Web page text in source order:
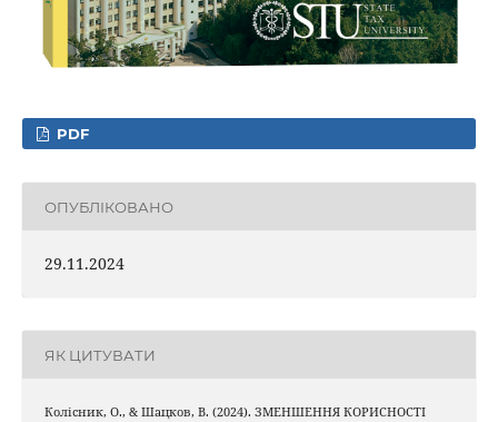
PDF
ОПУБЛІКОВАНО
29.11.2024
ЯК ЦИТУВАТИ
Колісник, О., & Шацков, В. (2024). ЗМЕНШЕННЯ КОРИСНОСТІ